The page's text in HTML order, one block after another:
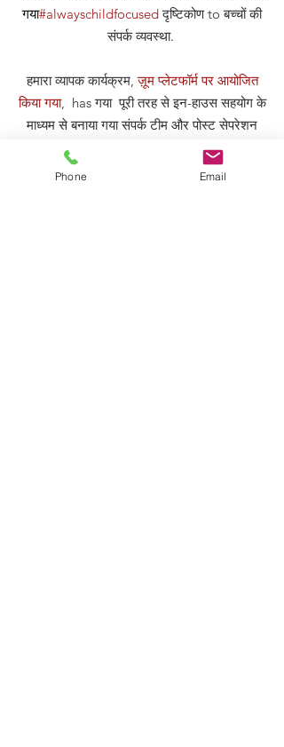
गया#alwayschildfocusedदृष्टिकोणto बच्चों की
संपर्क व्यवस्था.
हमारा व्यापक कार्यक्रम,ज़ूम प्लेटफॉर्म पर आयोजित
किया गया, has गया पूरी तरह से इन-हाउस सहयोग के
माध्यम से बनाया गया संपर्क टीम और पोस्ट सेपरेशन
सपोर्ट टीम। कार्यक्रम अनुभव की गई सामान्य
चुनौतियों का समाधान करने के लिए छोटे, संरचित सत्रों
Phone Email